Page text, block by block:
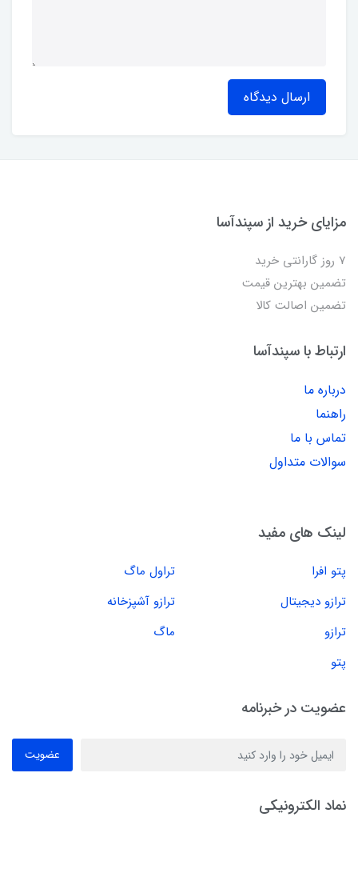
ارسال دیدگاه
مزایای خرید از سپندآسا
7 روز گارانتی خرید
تضمین بهترین قیمت
تضمین اصالت کالا
ارتباط با سپندآسا
درباره ما
راهنما
تماس با ما
سوالات متداول
لینک های مفید
پتو افرا
تراول ماگ
ترازو دیجیتال
ترازو آشپزخانه
ترازو
ماگ
پتو
عضویت در خبرنامه
عضویت
نماد الکترونیکی